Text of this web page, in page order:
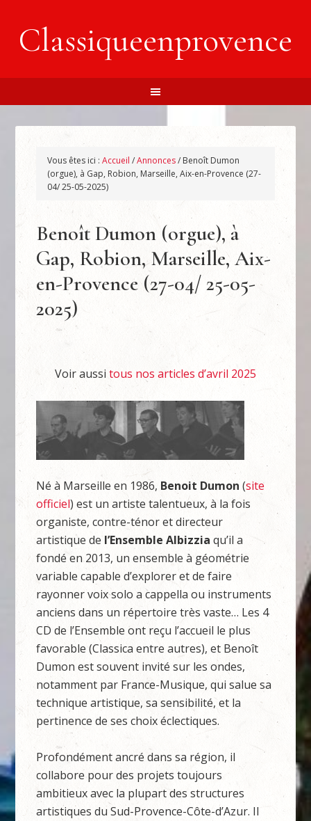
Classiqueenprovence
Vous êtes ici :Accueil /Annonces/ Benoît Dumon
(orgue), à Gap, Robion, Marseille, Aix-en-Provence (27-
04/ 25-05-2025)
Benoît Dumon (orgue), à
Gap, Robion, Marseille, Aix-
en-Provence (27-04/ 25-05-
2025)
Voir aussitous nos articles d’avril 2025
Né à Marseille en 1986, Benoit Dumon (site
officiel) est un artiste talentueux, à la fois
organiste, contre-ténor et directeur
artistique de l’Ensemble Albizzia qu’il a
fondé en 2013, un ensemble à géométrie
variable capable d’explorer et de faire
rayonner voix solo a cappella ou instruments
anciens dans un répertoire très vaste… Les 4
CD de l’Ensemble ont reçu l’accueil le plus
favorable (Classica entre autres), et Benoît
Dumon est souvent invité sur les ondes,
notamment par France-Musique, qui salue sa
technique artistique, sa sensibilité, et la
pertinence de ses choix éclectiques.
Profondément ancré dans sa région, il
collabore pour des projets toujours
ambitieux avec la plupart des structures
artistiques du Sud-Provence-Côte-d’Azur. Il